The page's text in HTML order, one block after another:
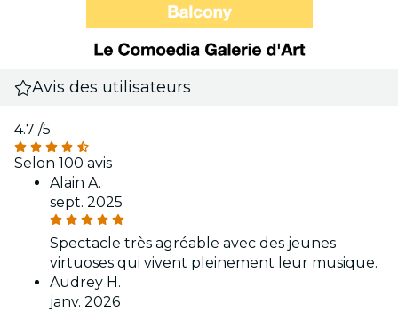
Avis des utilisateurs
4.7 /5
Selon 100 avis
Alain A.
sept. 2025
Spectacle très agréable avec des jeunes
virtuoses qui vivent pleinement leur musique.
Audrey H.
janv. 2026